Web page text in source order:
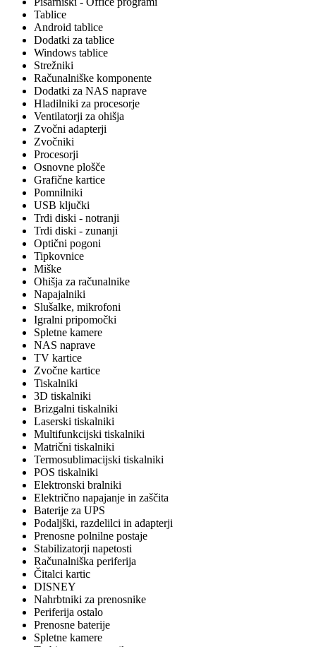
Tablice
Android tablice
Dodatki za tablice
Windows tablice
Strežniki
Računalniške komponente
Dodatki za NAS naprave
Hladilniki za procesorje
Ventilatorji za ohišja
Zvočni adapterji
Zvočniki
Procesorji
Osnovne plošče
Grafične kartice
Pomnilniki
USB ključki
Trdi diski - notranji
Trdi diski - zunanji
Optični pogoni
Tipkovnice
Miške
Ohišja za računalnike
Napajalniki
Slušalke, mikrofoni
Igralni pripomočki
Spletne kamere
NAS naprave
TV kartice
Zvočne kartice
Tiskalniki
3D tiskalniki
Brizgalni tiskalniki
Laserski tiskalniki
Multifunkcijski tiskalniki
Matrični tiskalniki
Termosublimacijski tiskalniki
POS tiskalniki
Elektronski bralniki
Električno napajanje in zaščita
Baterije za UPS
Podaljški, razdelilci in adapterji
Prenosne polnilne postaje
Stabilizatorji napetosti
Računalniška periferija
Čitalci kartic
DISNEY
Nahrbtniki za prenosnike
Periferija ostalo
Prenosne baterije
Spletne kamere